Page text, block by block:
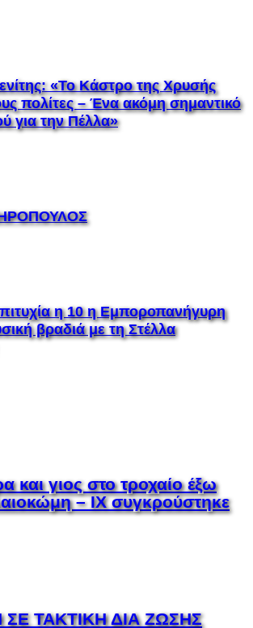
«Το Κάστρο της Χρυσής
πολίτες – Ένα ακόμη σημαντικό
για την Πέλλα»
η 10 η Εμποροπανήγυρη
βραδιά με τη Στέλλα
και γιος στο τροχαίο έξω
– ΙΧ συγκρούστηκε
ΤΑΚΤΙΚΗ ΔΙΑ ΖΩΣΗΣ